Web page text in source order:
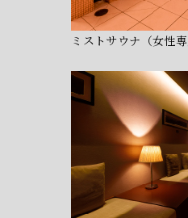
ミストサウナ（女性専